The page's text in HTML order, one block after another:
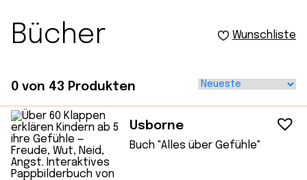
Bücher Wunschliste
0 von 43 Produkten
Usborne
Buch "Alles über Gefühle"